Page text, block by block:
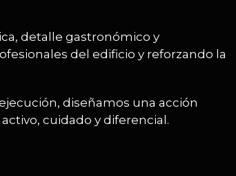
detalle gastronómico y
del edificio y reforzando la
diseñamos una acción
cuidado y diferencial.